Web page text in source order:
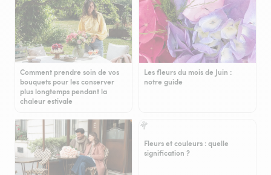
Comment prendre soin de vos
bouquets pour les conserver
plus longtemps pendant la
chaleur estivale
Les fleurs du mois de Juin :
notre guide
Fleurs et couleurs : quelle
signification ?